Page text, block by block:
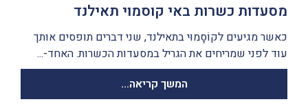
מסעדות כשרות באי קוסמוי תאילנד
כאשר מגיעים לקוֹסָמוּי בתאילנד, שני דברים תופסים אותך
עוד לפני שמריחים את הגריל במסעדות הכשרות. האחד-...
המשך קריאה...